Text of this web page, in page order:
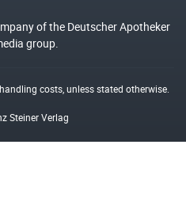
of the Deutscher Apotheker
group.
handling costs, unless stated otherwise.
Steiner Verlag